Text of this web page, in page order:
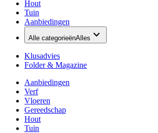
Hout
Tuin
Aanbiedingen
Alle categorieënAlles
Klusadvies
Folder & Magazine
Aanbiedingen
Verf
Vloeren
Gereedschap
Hout
Tuin